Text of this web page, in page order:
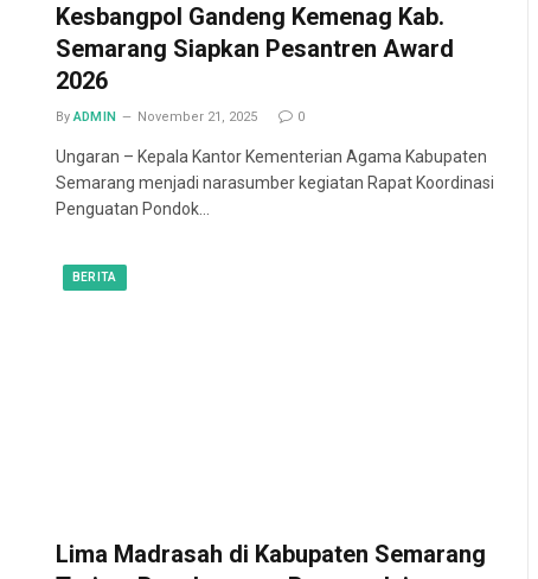
Kesbangpol Gandeng Kemenag Kab.
Semarang Siapkan Pesantren Award
2026
By ADMIN November 21, 2025 0
Ungaran – Kepala Kantor Kementerian Agama Kabupaten
Semarang menjadi narasumber kegiatan Rapat Koordinasi
Penguatan Pondok…
BERITA
Lima Madrasah di Kabupaten Semarang